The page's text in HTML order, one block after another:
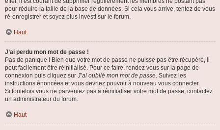
pour réduire la taille de la base de données. Si cela vous arrive, tentez de vous
ré-enregistrer et soyez plus investi sur le forum.
Haut
J’ai perdu mon mot de passe !
Pas de panique ! Bien que votre mot de passe ne puisse pas être récupéré, il
peut facilement être réinitialisé. Pour ce faire, rendez vous sur la page de
connexion puis cliquez sur J’ai oublié mon mot de passe. Suivez les
instructions énoncées et vous devriez pouvoir à nouveau vous connecter.
Si toutefois vous ne parveniez pas à réinitialiser votre mot de passe, contactez
un administrateur du forum.
Haut